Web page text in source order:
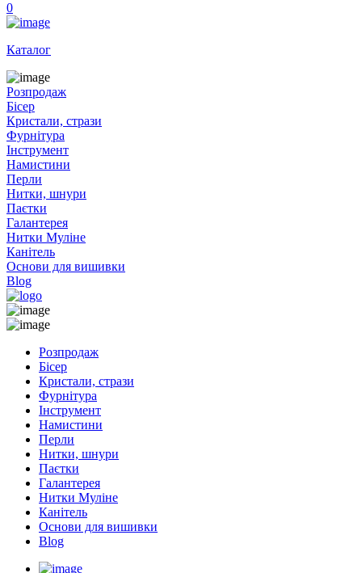
0
Каталог
Розпродаж
Бісер
Кристали, стрази
Фурнітура
Інструмент
Намистини
Перли
Нитки, шнури
Паєтки
Галантерея
Нитки Муліне
Канітель
Основи для вишивки
Blog
Розпродаж
Бісер
Кристали, стрази
Фурнітура
Інструмент
Намистини
Перли
Нитки, шнури
Паєтки
Галантерея
Нитки Муліне
Канітель
Основи для вишивки
Blog